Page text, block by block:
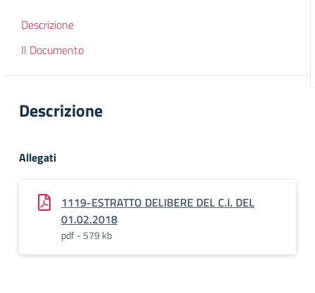
Descrizione
Il Documento
Descrizione
Allegati
1119-ESTRATTO DELIBERE DEL C.I. DEL
01.02.2018
pdf - 579 kb